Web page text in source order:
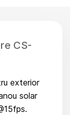
CS-
exterior
solar